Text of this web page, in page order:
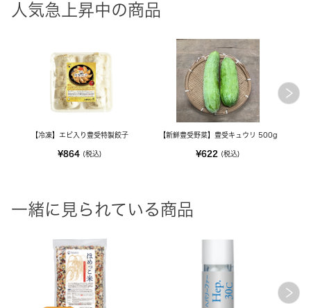
人気急上昇中の商品
【冷凍】エビ入り豊受特製餃子
¥864 (税込)
【新鮮豊受野菜】豊受キュウリ 500g
¥622 (税込)
一緒に見られている商品